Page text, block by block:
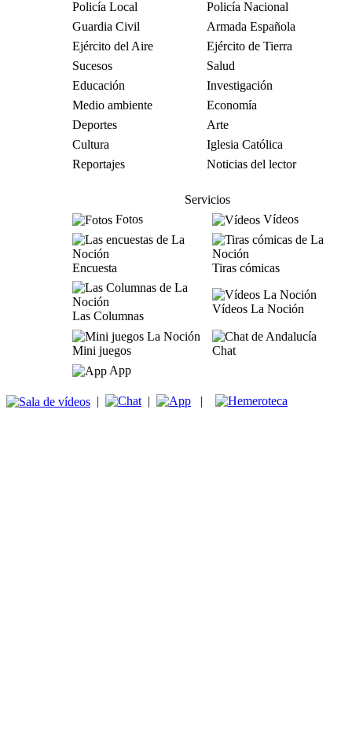
Policía Local
Policía Nacional
Guardia Civil
Armada Española
Ejército del Aire
Ejército de Tierra
Sucesos
Salud
Educación
Investigación
Medio ambiente
Economía
Deportes
Arte
Cultura
Iglesia Católica
Reportajes
Noticias del lector
Servicios
Fotos
Vídeos
Encuesta Tiras cómicas
Las Columnas
Vídeos La Noción
Mini juegos
Chat
App
| | |